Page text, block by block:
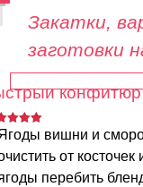
Закатки,
заготовки
вишни и
от
перебить